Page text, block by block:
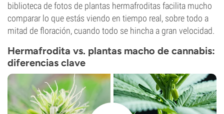
biblioteca de fotos de plantas hermafroditas facilita mucho
comparar lo que estás viendo en tiempo real, sobre todo a
mitad de floración, cuando todo se hincha a gran velocidad.
Hermafrodita vs. plantas macho de cannabis:
diferencias clave